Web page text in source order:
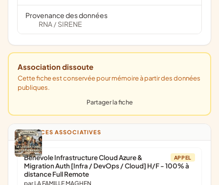
Provenance des données
RNA / SIRENE
Association dissoute
Cette fiche est conservée pour mémoire à partir des données
publiques.
Partager la fiche
ANNONCES ASSOCIATIVES
APPEL
Bénévole Infrastructure Cloud Azure &
Migration Auth [Infra / DevOps / Cloud] H/F - 100% à
distance Full Remote
par LA FAMILLE MAGHEN